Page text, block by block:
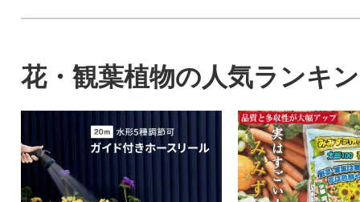
花・観葉植物の人気ランキ